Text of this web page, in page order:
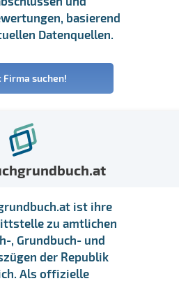
basierend
Datenquellen.
Firma suchen!
ist ihre
zu amtlichen
, Grundbuch- und
der Republik
Als offizielle